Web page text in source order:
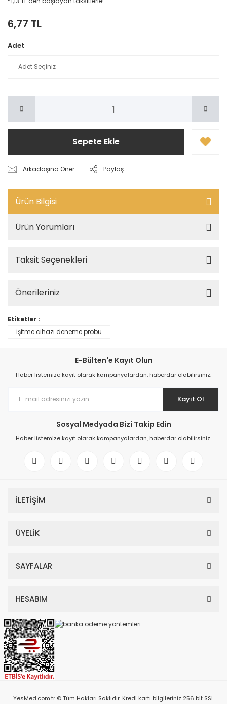
6,77 TL
Adet
Sepete Ekle
Arkadaşına Öner Paylaş
Ürün Bilgisi
Ürün Yorumları
Taksit Seçenekleri
Önerileriniz
Etiketler :
işitme cihazı deneme probu
E-Bülten'e Kayıt Olun
Haber listemize kayıt olarak kampanyalardan, haberdar olabilirsiniz.
Kayıt Ol
Sosyal Medyada Bizi Takip Edin
Haber listemize kayıt olarak kampanyalardan, haberdar olabilirsiniz.
İLETİŞİM
ÜYELİK
SAYFALAR
HESABIM
YesMed.com.tr © Tüm Hakları Saklıdır. Kredi kartı bilgileriniz 256 bit SSL